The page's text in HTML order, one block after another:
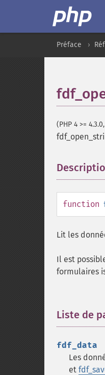
Préface
(PHP 4 >=
function
Lit les
Il est
formulaires
Liste de
fdf_data
Les
et